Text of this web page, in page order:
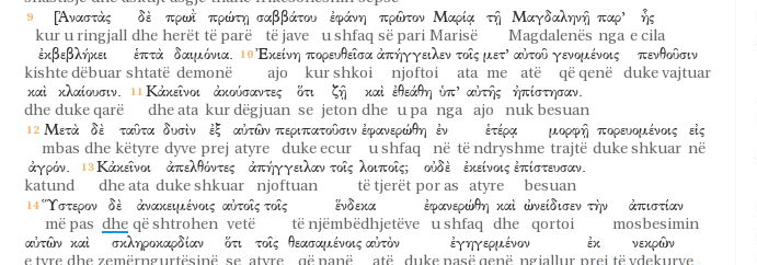
[Ἀναστὰς
kur u ringjall
δὲ
dhe
πρωῒ
herët
πρώτῃ
të parë
σαββάτου
të jave
ἐφάνη
u shfaq
πρῶτον
së pari
Μαρίᾳ
Marisë
τῇ Μαγδαληνῇ
Magdalenës
παρ’
nga
ἧς
e cila
ἐκβεβλήκει
kishte dëbuar
ἑπτὰ
shtatë
δαιμόνια.
demonë
Ἐκείνη
ajo
πορευθεῖσα
kur shkoi
ἀπήγγειλεν
njoftoi
τοῖς
ata
μετ’
me
αὐτοῦ
atë
γενομένοις
që qenë
πενθοῦσιν
duke vajtuar
καὶ
dhe
κλαίουσιν.
duke qarë
Κἀκεῖνοι
dhe ata
ἀκούσαντες
kur dëgjuan
ὅτι
se
ζῇ
jeton
καὶ
dhe
ἐθεάθη
u pa
ὑπ’
nga
αὐτῆς
ajo
ἠπίστησαν.
nuk besuan
Μετὰ
mbas
δὲ
dhe
ταῦτα
këtyre
δυσὶν
dyve
ἐξ
prej
αὐτῶν
atyre
περιπατοῦσιν
duke ecur
ἐφανερώθη
u shfaq
ἐν
në
ἑτέρᾳ
të ndryshme
μορφῇ
trajtë
πορευομένοις
duke shkuar
εἰς
në
ἀγρόν.
katund
Κἀκεῖνοι
dhe ata
ἀπελθόντες
duke shkuar
ἀπήγγειλαν
njoftuan
τοῖς λοιποῖς;
të tjerët
οὐδὲ
por as
ἐκείνοις
atyre
ἐπίστευσαν.
besuan
Ὕστερον
më pas
δὲ
dhe
ἀνακειμένοις
që shtrohen
αὐτοῖς
vetë
τοῖς ἕνδεκα
të njëmbëdhjetëve
ἐφανερώθη
u shfaq
καὶ
dhe
ὠνείδισεν
qortoi
τὴν ἀπιστίαν
mosbesimin
αὐτῶν καὶ σκληροκαρδίαν ὅτι τοῖς θεασαμένοις αὐτὸν ἐγηγερμένον ἐκ νεκρῶν